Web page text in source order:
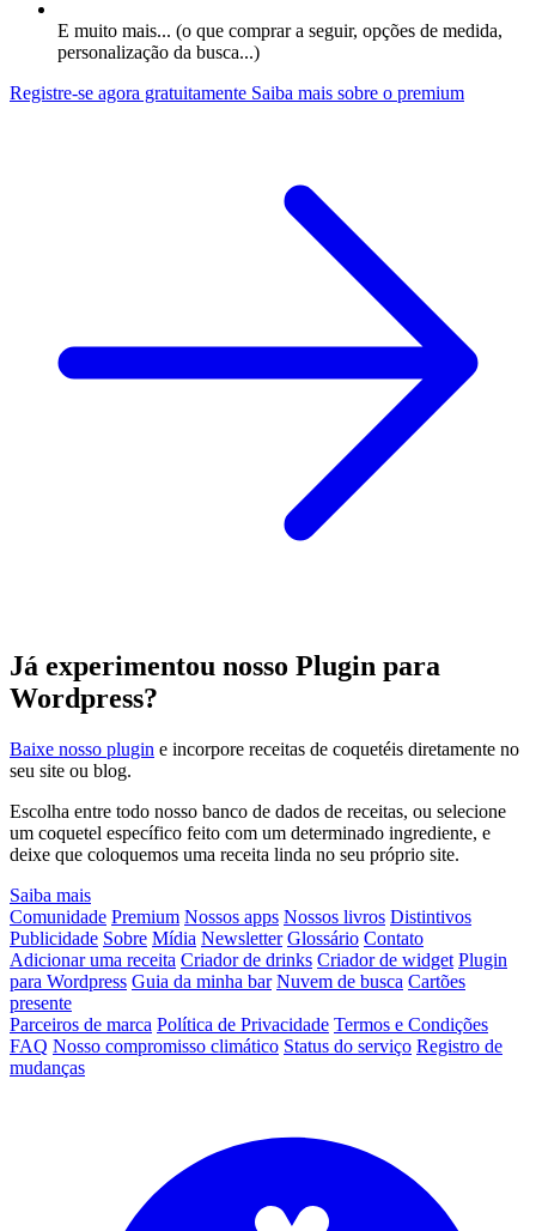
E muito mais... (o que comprar a seguir, opções de medida,
personalização da busca...)
Registre-se agora gratuitamente Saiba mais sobre o premium
Já experimentou nosso Plugin para
Wordpress?
Baixe nosso plugin e incorpore receitas de coquetéis diretamente no
seu site ou blog.
Escolha entre todo nosso banco de dados de receitas, ou selecione
um coquetel específico feito com um determinado ingrediente, e
deixe que coloquemos uma receita linda no seu próprio site.
Saiba mais
Comunidade Premium Nossos apps Nossos livros Distintivos
Publicidade Sobre Mídia Newsletter Glossário Contato
Adicionar uma receita Criador de drinks Criador de widget Plugin
para Wordpress Guia da minha bar Nuvem de busca Cartões
presente
Parceiros de marca Política de Privacidade Termos e Condições
FAQ Nosso compromisso climático Status do serviço Registro de
mudanças